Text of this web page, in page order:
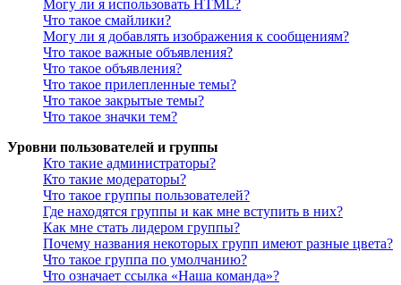
Могу ли я использовать HTML?
Что такое смайлики?
Могу ли я добавлять изображения к сообщениям?
Что такое важные объявления?
Что такое объявления?
Что такое прилепленные темы?
Что такое закрытые темы?
Что такое значки тем?
Уровни пользователей и группы
Кто такие администраторы?
Кто такие модераторы?
Что такое группы пользователей?
Где находятся группы и как мне вступить в них?
Как мне стать лидером группы?
Почему названия некоторых групп имеют разные цвета?
Что такое группа по умолчанию?
Что означает ссылка «Наша команда»?